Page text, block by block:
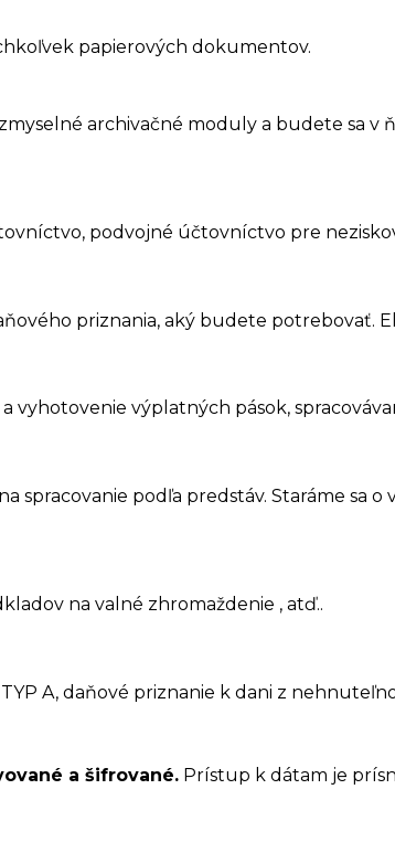
papierových dokumentov.
archivačné moduly a budete sa v
podvojné účtovníctvo pre
priznania, aký budete potrebovať.
vyhotovenie výplatných pások,
podľa predstáv. Staráme sa
na valné zhromaždenie , atď..
A, daňové priznanie k dani z
a šifrované. Prístup k dátam je